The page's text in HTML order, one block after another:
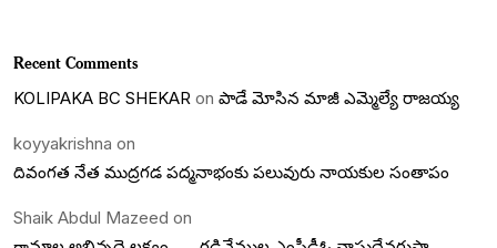
Recent Comments
KOLIPAKA BC SHEKAR on పాడే మోసిన మాజీ ఎమ్మెల్యే రాజయ్య
koyyakrishna on
దివంగత నేత ముద్రగడ పద్మనాభంకు పలువురు నాయకుల సంతాపం
Shaik Abdul Mazeed on